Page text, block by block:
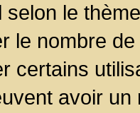
le
le nombre
certains
avoir